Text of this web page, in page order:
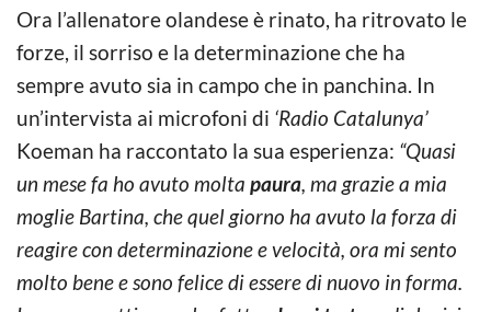
Ora l’allenatore olandese è rinato, ha ritrovato le
forze, il sorriso e la determinazione che ha
sempre avuto sia in campo che in panchina. In
un’intervista ai microfoni di ‘Radio Catalunya’
Koeman ha raccontato la sua esperienza: “Quasi
un mese fa ho avuto molta paura, ma grazie a mia
moglie Bartina, che quel giorno ha avuto la forza di
reagire con determinazione e velocità, ora mi sento
molto bene e sono felice di essere di nuovo in forma.